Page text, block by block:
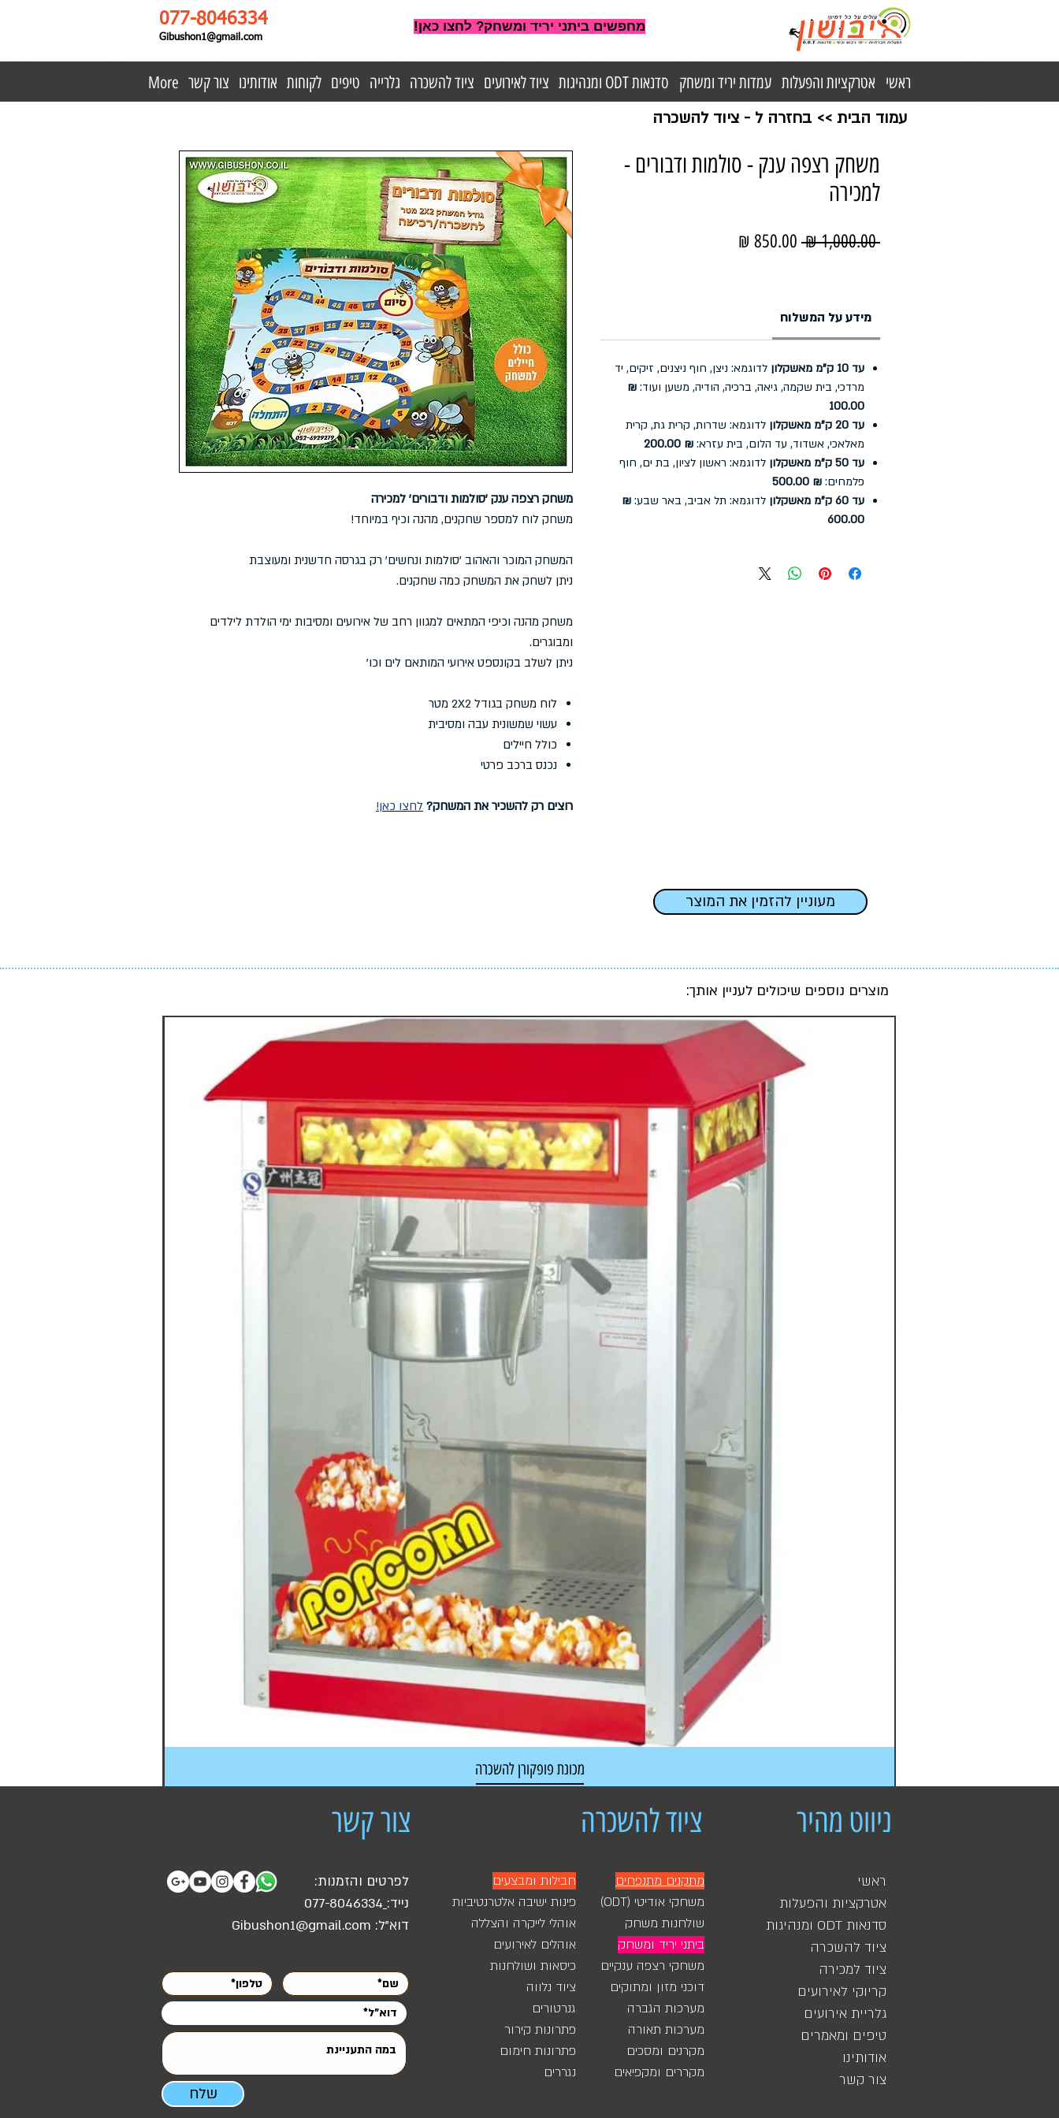
מחפשים ביתני יריד ומשחק? לחצו כאן! 077-8046334
Gibushon1@gmail.com
עמוד הבית >> בחזרה ל - ציוד להשכרה
משחק רצפה ענק 'סולמות ודבורים' למכירה
משחק לוח למספר שחקנים, מהנה וכיף במיוחד!
המשחק המוכר והאהוב 'סולמות ונחשים' רק בגרסה חדשנית ומעוצבת
ניתן לשחק את המשחק כמה שחקנים.
משחק מהנה וכיפי המתאים למגוון רחב של אירועים ומסיבות ימי הולדת לילדים
ומבוגרים.
ניתן לשלב בקונספט אירועי המותאם לים וכו'
לוח משחק בגודל 2X2 מטר
עשוי שמשונית עבה ומסיבית
כולל חיילים
נכנס ברכב פרטי
רוצים רק להשכיר את המשחק? לחצו כאן!
משחק רצפה ענק - סולמות ודבורים -
למכירה
‏1,000.00 ‏₪
מחיר
מידע על המשלוח
עד 10 ק"מ מאשקלון
לדוגמא: ניצן, חוף ניצנים, זיקים, יד
מרדכי, בית שקמה, גיאה, ברכיה, הודיה, משען ועוד: ₪
100.00
עד 20 ק"מ מאשקלון
לדוגמא: שדרות, קרית גת, קרית
מאלאכי, אשדוד, עד הלום, בית עזרא: ₪ 200.00
עד 50 ק"מ מאשקלון
לדוגמא: ראשון לציון, בת ים, חוף
פלמחים: ₪ 500.00
עד 60 ק"מ מאשקלון
לדוגמא: תל אביב, באר שבע: ₪
600.00
מעוניין להזמין את המוצר
מוצרים נוספים שיכולים לעניין אותך:
מכונת פופקורן להשכרה
ראשי אטרקציות והפעלות עמדות יריד ומשחק סדנאות ODT ומנהיגות ציוד לאירועים ציוד להשכרה גלרייה טיפים לקוחות אודותינו צור קשר More
ניווט מהיר ציוד להשכרה צור קשר
ראשי
אטרקציות והפעלות
סדנאות ODT ומנהיגות
ציוד להשכרה
ציוד למכירה
קריוקי לאירועים
גלריית אירועים
טיפים ומאמרים
אודותינו
צור קשר
מתקנים מתנפחים
משחקי אודיטי (ODT)
שולחנות משחק
ביתני יריד ומשחק
משחקי רצפה ענקיים
דוכני מזון ומתוקים
מערכות הגברה
מערכות תאורה
מקרנים ומסכים
מקררים ומקפיאים
חבילות ומבצעים
פינות ישיבה אלטרנטיביות
אוהלי לייקרה והצללה
אוהלים לאירועים
כיסאות ושולחנות
ציוד נלווה
גנרטורים
פתרונות קירור
פתרונות חימום
נגררים
לפרטים והזמנות:
נייד: 077-8046334
דוא"ל: Gibushon1@gmail.com
שלח